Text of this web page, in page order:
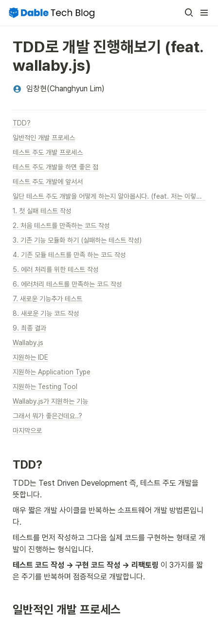
TDD로 개발 진행해보기 (feat.
wallaby.js)
임창현(Changhyun Lim)
TDD?
일반적인 개발 프로세스
테스트 주도 개발 프로세스
테스트 주도 개발을 하면 좋은 점
테스트 주도 개발에 앞서서
일단 테스트 주도 개발을 어떻게 하는지 알아봅시다. (feat. 저는 이렇게 했어요.)
1. 첫 실패 테스트 작성
2. 처음 테스트를 만족하는 코드 작성
3. 기존 기능 모듈화 하기 (실패하는 테스트 작성)
4. 기존 모듈 테스트를 만족 하는 코드 작성
5. 에러 처리를 위한 테스트 작성
6. 에러처리 테스트를 만족하는 코드 작성
7. 새로운 기능추가 테스트
8. 새로운 기능 코드 작성
9. 최종 결과
Wallaby.js
지원하는 IDE
지원하는 Application Type
지원하는 Testing Tool
Wallaby.js가 지원하는 기능
그래서 뭐가 좋은건데요..?
마지막으로
TDD?
TDD는 Test Driven Development 즉, 테스트 주도 개발을
뜻합니다.
매우 짧은 개발 사이클을 반복하는 소프트웨어 개발 방법론입니
다.
테스트를 먼저 작성하고 그다음 실제 코드를 구현하는 형태로 개
발이 진행하는 형식입니다.
테스트 코드 작성 → 구현 코드 작성 → 리팩토링 이 3가지를 짧
은 주기를 반복하며 점증적으로 개발합니다.
일반적인 개발 프로세스